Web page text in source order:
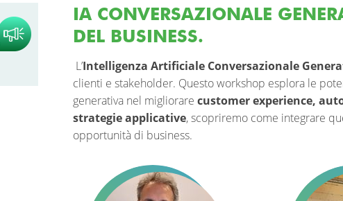
IA CONVERSAZIONALE
DEL BUSINESS.
L’Intelligenza Artificiale Conversazionale
clienti e stakeholder. Questo workshop esplora le
generativa nel migliorare customer experience,
strategie applicative, scopriremo come integrare
opportunità di business.